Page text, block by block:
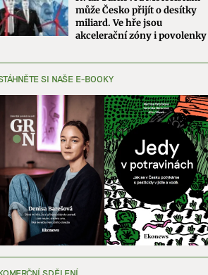
může Česko přijít o desítky
miliard. Ve hře jsou
akcelerační zóny i povolenky
SI NAŠE E-BOOKY
SDĚLENÍ